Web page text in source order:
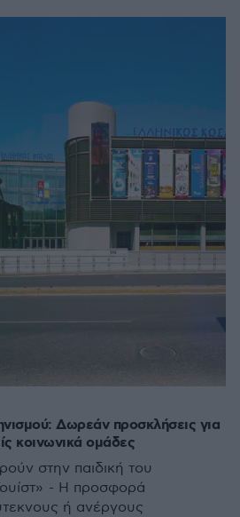
Δωρεάν προσκλήσεις για
κοινωνικά ομάδες
στην παιδική του
- Η προσφορά
ή ανέργους